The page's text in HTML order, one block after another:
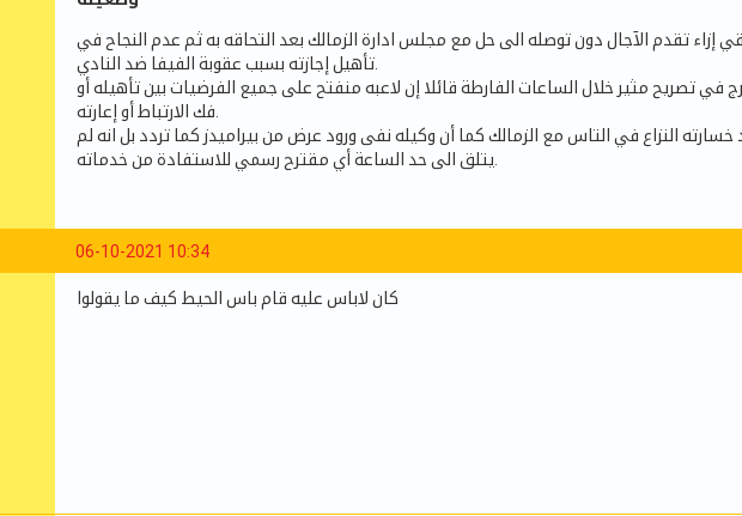
إزاء تقدم الآجال دون توصله الى حل مع مجلس ادارة الزمالك بعد التحاقه به ثم عدم النجاح في
في تصريح مثير خلال الساعات الفارطة قائلا إن لاعبه منفتح على جميع الفرضيات بين تأهيله أو
النزاع في التاس مع الزمالك كما أن وكيله نفى ورود عرض من بيراميدز كما تردد بل انه لم
06-10-2021 10:34
كان لاباس عليه قام باس الحيط كيف ما يقولوا